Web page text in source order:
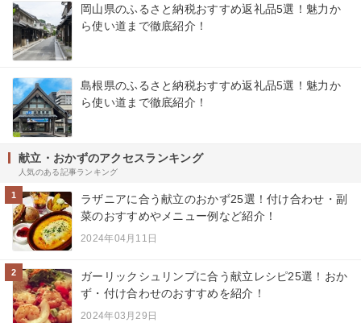
岡山県のふるさと納税おすすめ返礼品5選！魅力か
ら使い道まで徹底紹介！
島根県のふるさと納税おすすめ返礼品5選！魅力か
ら使い道まで徹底紹介！
献立・おかずのアクセスランキング
人気のある記事ランキング
1
ラザニアに合う献立のおかず25選！付け合わせ・副
菜のおすすめやメニュー例など紹介！
2024年04月11日
2
ガーリックシュリンプに合う献立レシピ25選！おか
ず・付け合わせのおすすめを紹介！
2024年03月29日